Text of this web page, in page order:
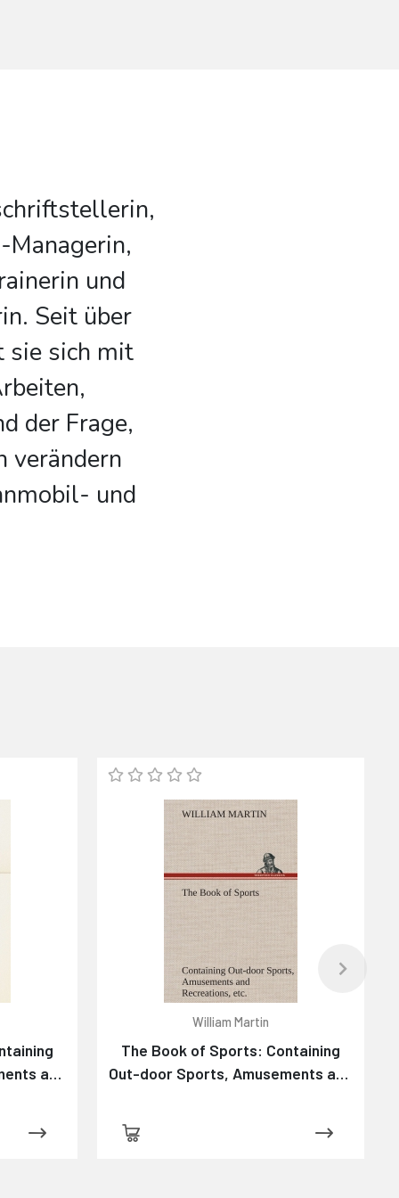
Managerin,
und
Seit über
sie sich mit
der Frage,
verändern
und
and
William Martin
The Book of Sports: Containing
Out-door Sports, Amusements and